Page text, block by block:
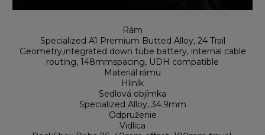
Rám
Specialized A1 Premium Butted Alloy, 24 Trail
Geometry,integrated down tube battery, internal cable
routing, 148mmspacing, UDH compatible
Materiál rámu
Hliník
Sedlová objímka
Specialized Alloy, 34.9mm
Odpruženie
Vidlica